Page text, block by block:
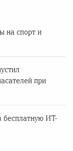
на спорт и
при
бесплатную ИТ-